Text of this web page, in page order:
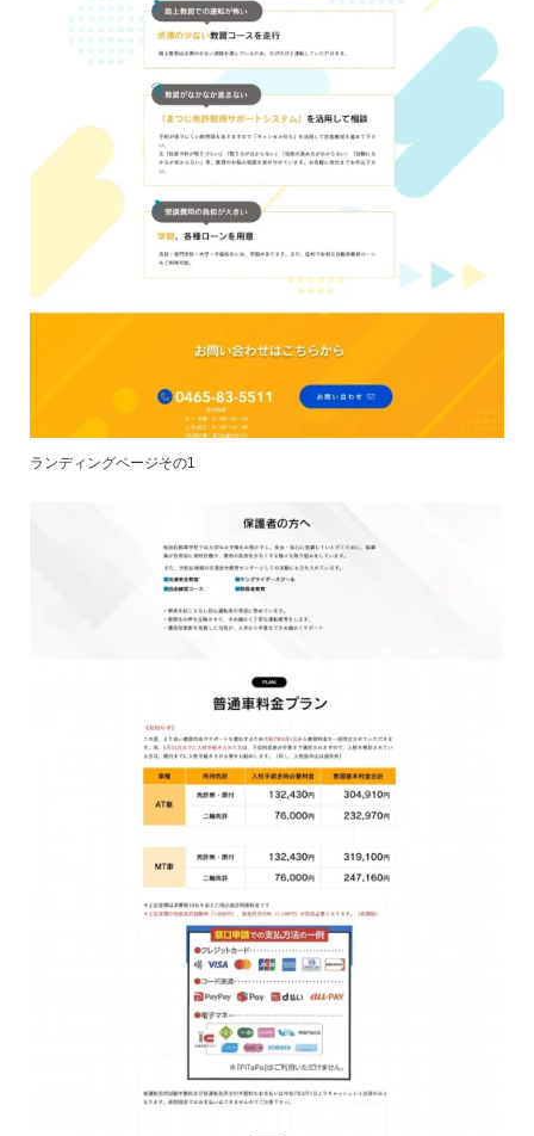
ランディングページその1